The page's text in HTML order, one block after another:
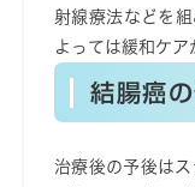
射線療法などを
よっては緩和ケア
結腸癌
治療後の予後は